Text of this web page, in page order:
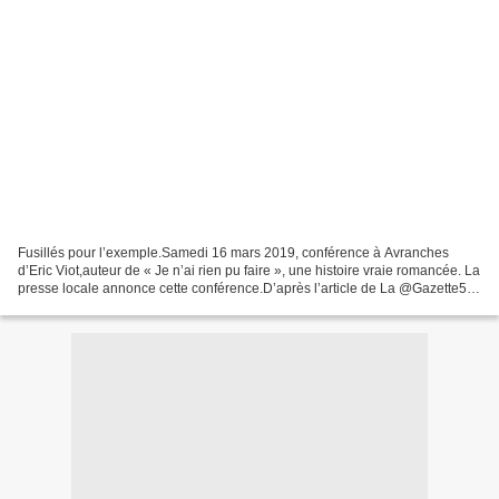
Fusillés pour l’exemple.Samedi 16 mars 2019, conférence à Avranches
d’Eric Viot,auteur de « Je n’ai rien pu faire », une histoire vraie romancée. La
presse locale annonce cette conférence.D’après l’article de La @Gazette50,